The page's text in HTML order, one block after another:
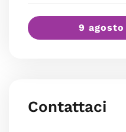
9
Contattaci